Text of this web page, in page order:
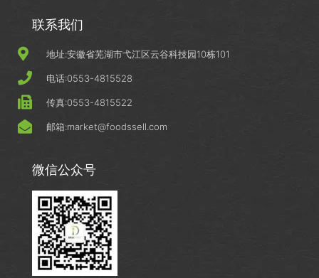
联系我们
地址:安徽省芜湖市弋江区云谷科技园10栋101
电话:0553-4815528
传真:0553-4815522
邮箱:market@foodssell.com
微信公众号